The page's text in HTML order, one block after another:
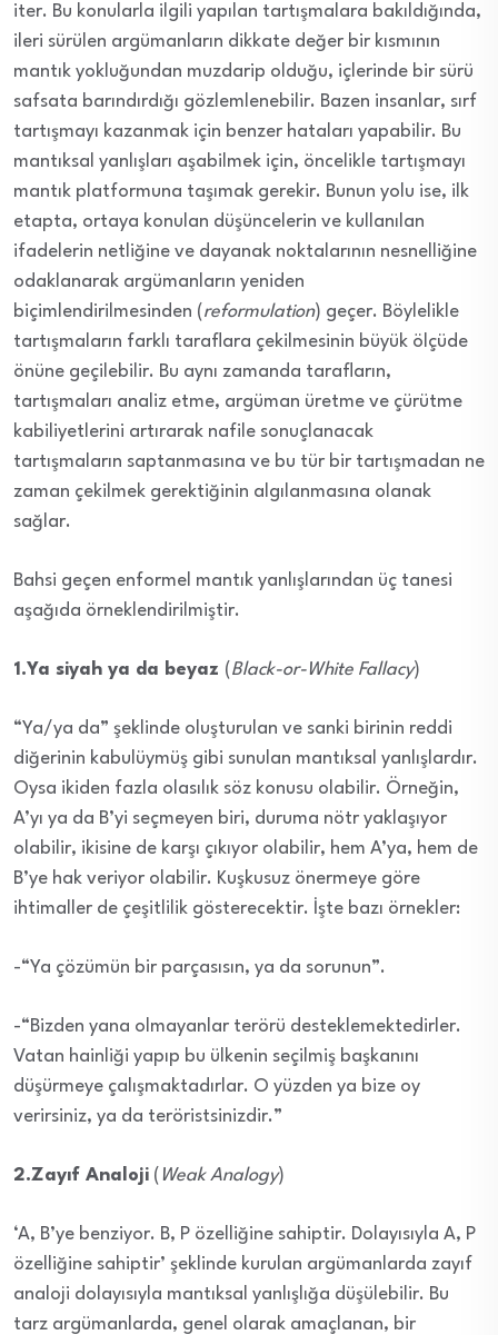
iter. Bu konularla ilgili yapılan tartışmalara bakıldığında,
ileri sürülen argümanların dikkate değer bir kısmının
mantık yokluğundan muzdarip olduğu, içlerinde bir sürü
safsata barındırdığı gözlemlenebilir. Bazen insanlar, sırf
tartışmayı kazanmak için benzer hataları yapabilir. Bu
mantıksal yanlışları aşabilmek için, öncelikle tartışmayı
mantık platformuna taşımak gerekir. Bunun yolu ise, ilk
etapta, ortaya konulan düşüncelerin ve kullanılan
ifadelerin netliğine ve dayanak noktalarının nesnelliğine
odaklanarak argümanların yeniden
biçimlendirilmesinden (reformulation) geçer. Böylelikle
tartışmaların farklı taraflara çekilmesinin büyük ölçüde
önüne geçilebilir. Bu aynı zamanda tarafların,
tartışmaları analiz etme, argüman üretme ve çürütme
kabiliyetlerini artırarak nafile sonuçlanacak
tartışmaların saptanmasına ve bu tür bir tartışmadan ne
zaman çekilmek gerektiğinin algılanmasına olanak
sağlar.
Bahsi geçen enformel mantık yanlışlarından üç tanesi
aşağıda örneklendirilmiştir.
1.Ya siyah ya da beyaz (Black-or-White Fallacy)
“Ya/ya da” şeklinde oluşturulan ve sanki birinin reddi
diğerinin kabulüymüş gibi sunulan mantıksal yanlışlardır.
Oysa ikiden fazla olasılık söz konusu olabilir. Örneğin,
A’yı ya da B’yi seçmeyen biri, duruma nötr yaklaşıyor
olabilir, ikisine de karşı çıkıyor olabilir, hem A’ya, hem de
B’ye hak veriyor olabilir. Kuşkusuz önermeye göre
ihtimaller de çeşitlilik gösterecektir. İşte bazı örnekler:
-“Ya çözümün bir parçasısın, ya da sorunun”.
-“Bizden yana olmayanlar terörü desteklemektedirler.
Vatan hainliği yapıp bu ülkenin seçilmiş başkanını
düşürmeye çalışmaktadırlar. O yüzden ya bize oy
verirsiniz, ya da teröristsinizdir.”
2.Zayıf Analoji ( Weak Analogy)
‘A, B’ye benziyor. B, P özelliğine sahiptir. Dolayısıyla A, P
özelliğine sahiptir’ şeklinde kurulan argümanlarda zayıf
analoji dolayısıyla mantıksal yanlışlığa düşülebilir. Bu
tarz argümanlarda, genel olarak amaçlanan, bir